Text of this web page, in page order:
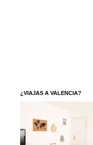
¿VIAJAS A VALENCIA?